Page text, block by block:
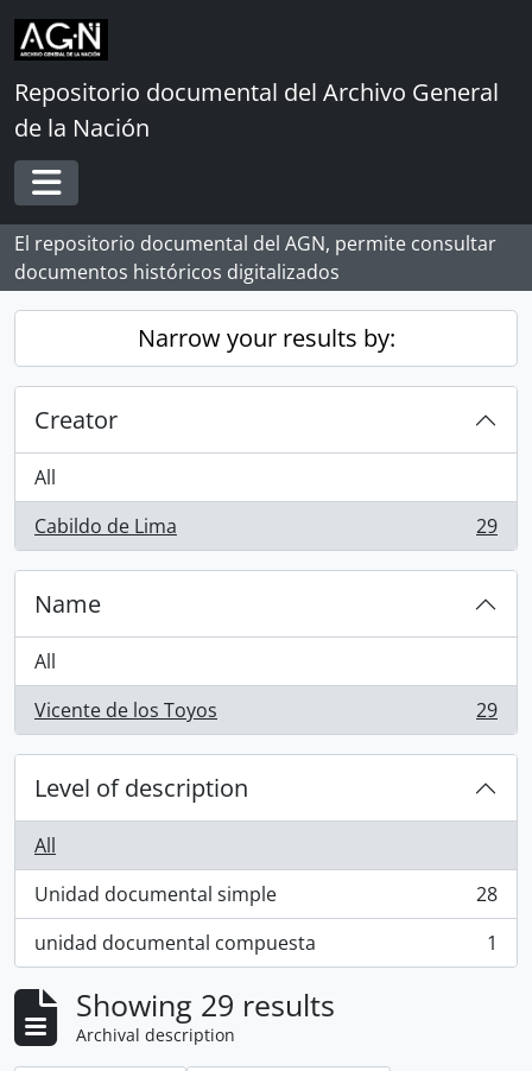
Skip to main content
Repositorio documental del Archivo General
de la Nación
Toggle navigation
El repositorio documental del AGN, permite consultar
documentos históricos digitalizados
Narrow your results by:
Creator
All
Cabildo de Lima
, 29 results 29
Name
All
Vicente de los Toyos
, 29 results 29
Level of description
All
Unidad documental simple
, 28 results
28
unidad documental compuesta
, 1 results 1
Showing 29 results
Archival description